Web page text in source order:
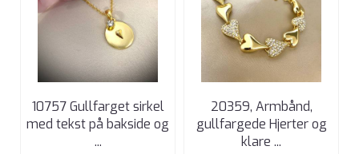
10757 Gullfarget sirkel
med tekst på bakside og
...
20359, Armbånd,
gullfargede Hjerter og
klare ...